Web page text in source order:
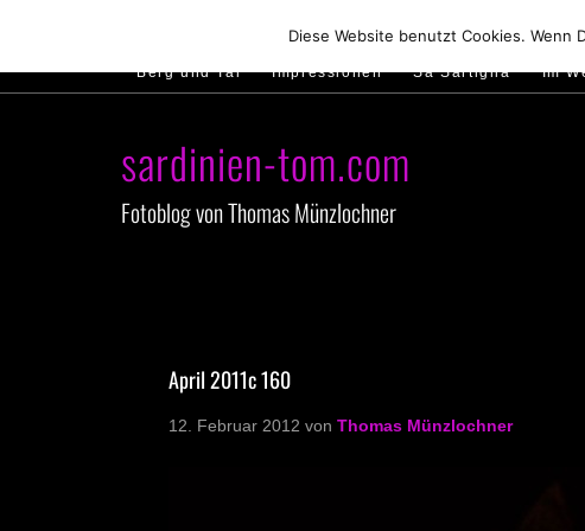
Traumstrände Feste feiern Golfo
Berg und Tal Impressionen Sa Sartiglia Im
sardinien-tom.com
Fotoblog von Thomas Münzlochner
April 2011c 160
12. Februar 2012 von Thomas Münzlochner
Diese Website benutzt Cookies. Wenn